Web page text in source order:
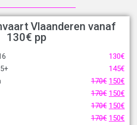
Vlaanderen vanaf
130€ pp
130€
145€
170€ 150€
170€ 150€
170€ 150€
170€ 150€